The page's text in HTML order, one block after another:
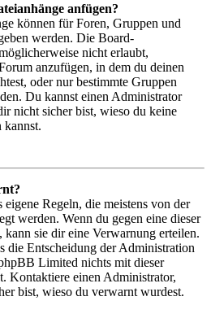
anfügen?
können für Foren, Gruppen und
werden. Die Board-
nicht erlaubt,
anzufügen, in dem du deinen
oder nur bestimmte Gruppen
Du kannst einen Administrator
nicht sicher bist, wieso du keine
kannst.
Regeln, die meistens von der
werden. Wenn du gegen eine dieser
kann sie dir eine Verwarnung erteilen.
die Entscheidung der Administration
Limited nichts mit dieser
Kontaktiere einen Administrator,
bist, wieso du verwarnt wurdest.